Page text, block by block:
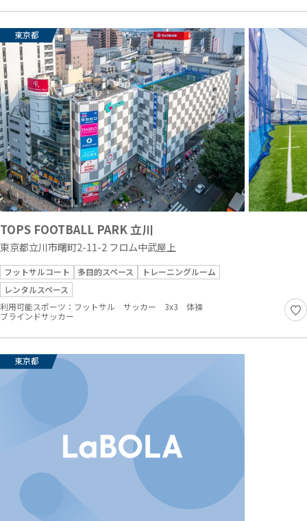
東京都
TOPS FOOTBALL PARK 立川
東京都立川市曙町2-11-2 フロム中武屋上
フットサルコート 多目的スペース
トレーニングルーム
レンタルスペース
利用可能スポーツ： フットサル サッカー 3x3
体操
ブラインドサッカー
東京都